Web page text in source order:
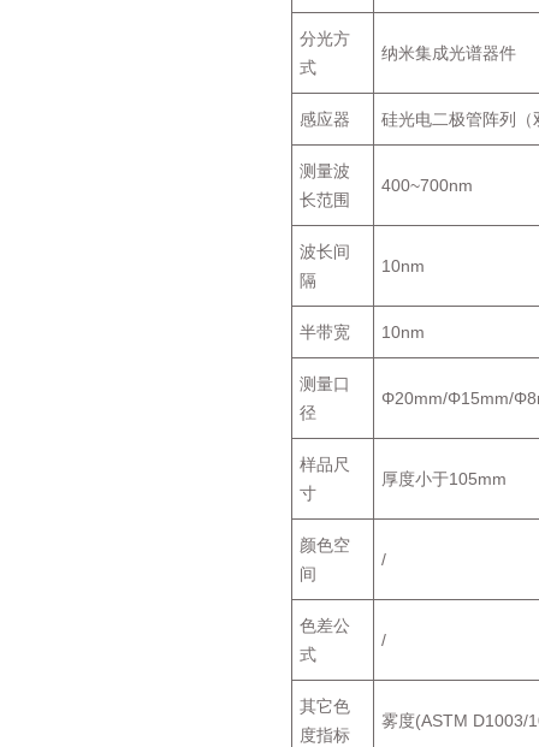
分光方
式
纳米集成光谱器件
感应器 硅光电二极管阵列（
测量波
长范围
400~700nm
波长间
隔
10nm
半带宽 10nm
测量口
径
Φ20mm/Φ15mm/
样品尺
寸
厚度小于105mm
颜色空
间
/
色差公
式
/
其它色
度指标
雾度(ASTM D1003/